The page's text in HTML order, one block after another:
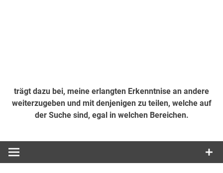
trägt dazu bei, meine erlangten Erkenntnise an andere
weiterzugeben und mit denjenigen zu teilen, welche auf
der Suche sind, egal in welchen Bereichen.